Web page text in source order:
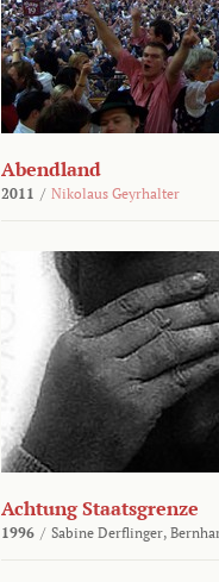
Abendland
2011 / Nikolaus Geyrhalter
Achtung Staatsgrenze
1996 / Sabine Derflinger,